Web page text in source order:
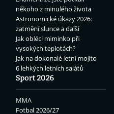
někoho z minulého života
Astronomické úkazy 2026:
zatmění slunce a další
Jak obléci miminko při
vysokých teplotách?
Jak na dokonalé letní mojito
6 lehkých letních salátů
Sport 2026
MMA
Fotbal 2026/27